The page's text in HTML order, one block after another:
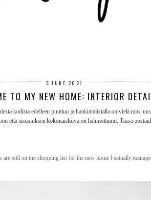
3 JUNE 2021
TO MY NEW HOME: INTERIOR
kodista edelleen puuttuu ja hankintalistalla on vielä mm.
että sisustuksen kokonaiskuva on hahmottunut. Tässä
still on the shopping list for the new home I actually